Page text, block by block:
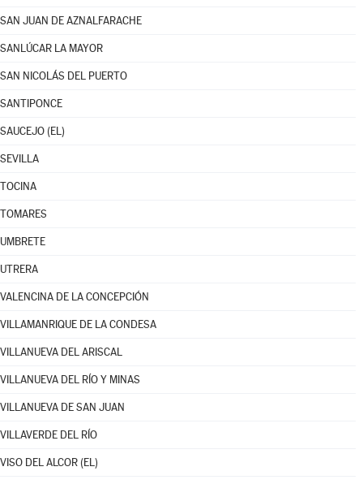
SAN JUAN DE AZNALFARACHE
SANLÚCAR LA MAYOR
SAN NICOLÁS DEL PUERTO
SANTIPONCE
SAUCEJO (EL)
SEVILLA
TOCINA
TOMARES
UMBRETE
UTRERA
VALENCINA DE LA CONCEPCIÓN
VILLAMANRIQUE DE LA CONDESA
VILLANUEVA DEL ARISCAL
VILLANUEVA DEL RÍO Y MINAS
VILLANUEVA DE SAN JUAN
VILLAVERDE DEL RÍO
VISO DEL ALCOR (EL)